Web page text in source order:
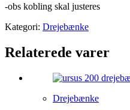
-obs kobling skal justeres
Kategori: Drejebænke
Relaterede varer
Drejebænke